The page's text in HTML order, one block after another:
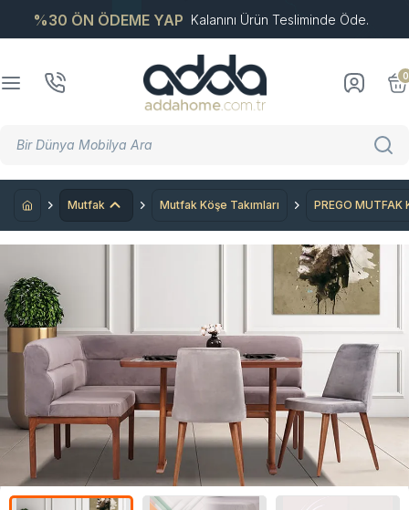
%30 ÖN ÖDEME YAP Kalanını Ürün Tesliminde Öde.
0
Mutfak Mutfak Köşe Takımları PREGO MUTFAK